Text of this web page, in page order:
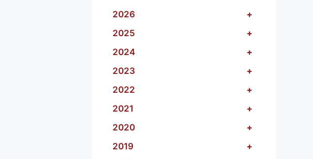
2026
+
2025
+
2024
+
2023
+
2022
+
2021
+
2020
+
2019
+